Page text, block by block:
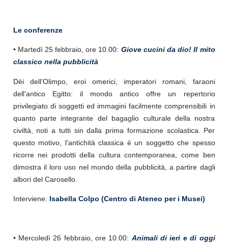
Le conferenze
• Martedì 25 febbraio, ore 10.00: Giove cucini da dio! Il mito
classico nella pubblicità
Dèi dell’Olimpo, eroi omerici, imperatori romani, faraoni
dell’antico Egitto: il mondo antico offre un repertorio
privilegiato di soggetti ed immagini facilmente comprensibili in
quanto parte integrante del bagaglio culturale della nostra
civiltà, noti a tutti sin dalla prima formazione scolastica. Per
questo motivo, l’antichità classica è un soggetto che spesso
ricorre nei prodotti della cultura contemporanea, come ben
dimostra il loro uso nel mondo della pubblicità, a partire dagli
albori del Carosello.
Interviene: Isabella Colpo (Centro di Ateneo per i Musei)
• Mercoledì 26 febbraio, ore 10.00: Animali di ieri e di oggi